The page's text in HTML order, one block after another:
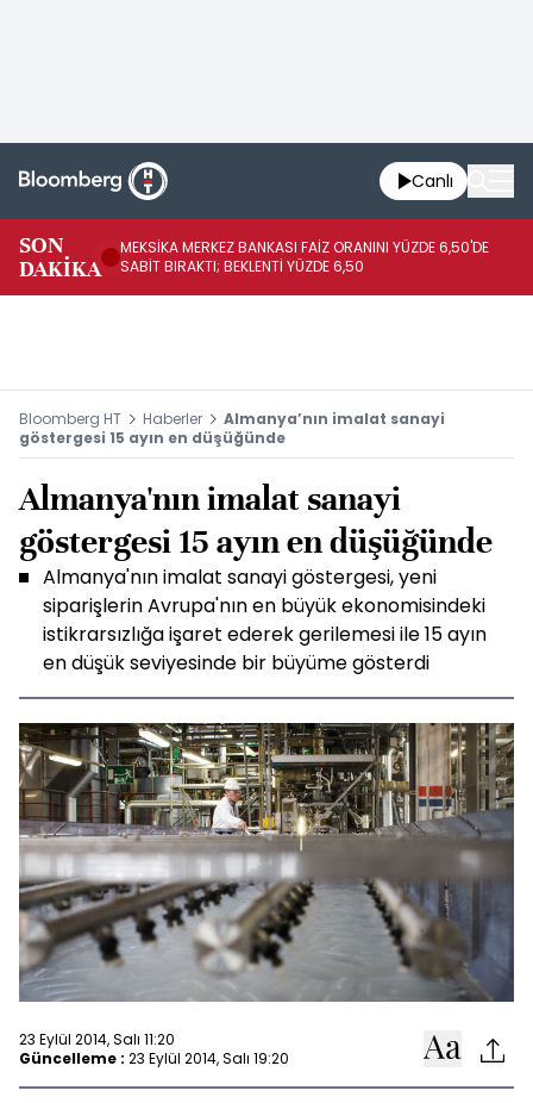
Canlı
SON
DAKİKA
MEKSİKA MERKEZ BANKASI FAİZ ORANINI YÜZDE 6,50'DE
SABİT BIRAKTI; BEKLENTİ YÜZDE 6,50
Bloomberg HT Haberler
Almanya’nın imalat sanayi
göstergesi 15 ayın en düşüğünde
Almanya'nın imalat sanayi
göstergesi 15 ayın en düşüğünde
Almanya'nın imalat sanayi göstergesi, yeni
siparişlerin Avrupa'nın en büyük ekonomisindeki
istikrarsızlığa işaret ederek gerilemesi ile 15 ayın
en düşük seviyesinde bir büyüme gösterdi
23 Eylül 2014, Salı 11:20
Güncelleme : 23 Eylül 2014, Salı 19:20